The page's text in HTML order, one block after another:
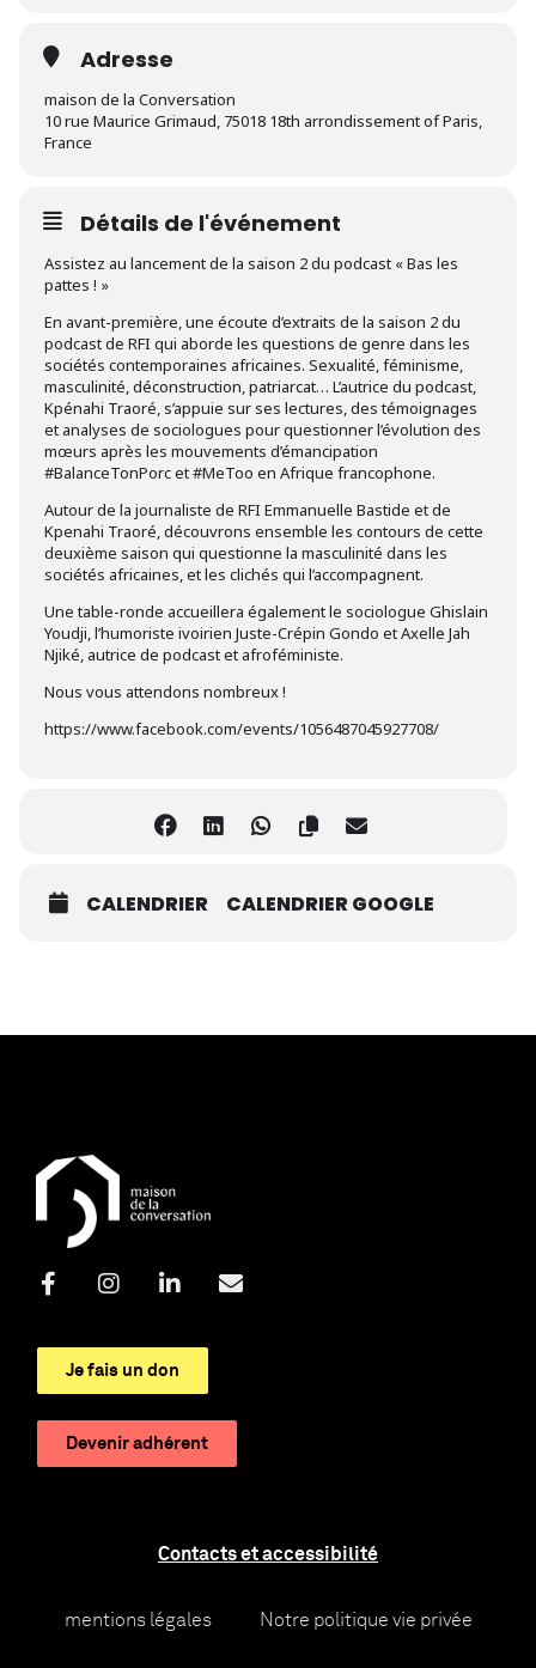
Adresse
maison de la Conversation
10 rue Maurice Grimaud, 75018 18th arrondissement of Paris,
France
Détails de l'événement
Assistez au lancement de la saison 2 du podcast « Bas les
pattes ! »
En avant-première, une écoute d’extraits de la saison 2 du
podcast de RFI qui aborde les questions de genre dans les
sociétés contemporaines africaines. Sexualité, féminisme,
masculinité, déconstruction, patriarcat… L’autrice du podcast,
Kpénahi Traoré, s’appuie sur ses lectures, des témoignages
et analyses de sociologues pour questionner l’évolution des
mœurs après les mouvements d’émancipation
#BalanceTonPorc et #MeToo en Afrique francophone.
Autour de la journaliste de RFI Emmanuelle Bastide et de
Kpenahi Traoré, découvrons ensemble les contours de cette
deuxième saison qui questionne la masculinité dans les
sociétés africaines, et les clichés qui l’accompagnent.
Une table-ronde accueillera également le sociologue Ghislain
Youdji, l’humoriste ivoirien Juste-Crépin Gondo et Axelle Jah
Njiké, autrice de podcast et afroféministe.
Nous vous attendons nombreux !
https://www.facebook.com/events/1056487045927708/
CALENDRIER CALENDRIER GOOGLE
Je fais un don
Devenir adhérent
Contacts et accessibilité
mentions légales Notre politique vie privée